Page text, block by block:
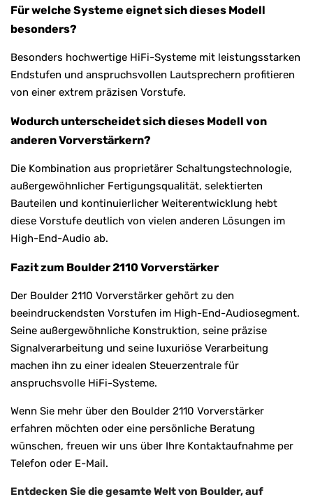
Für welche Systeme eignet sich dieses Modell
besonders?
Besonders hochwertige HiFi-Systeme mit leistungsstarken
Endstufen und anspruchsvollen Lautsprechern profitieren
von einer extrem präzisen Vorstufe.
Wodurch unterscheidet sich dieses Modell von
anderen Vorverstärkern?
Die Kombination aus proprietärer Schaltungstechnologie,
außergewöhnlicher Fertigungsqualität, selektierten
Bauteilen und kontinuierlicher Weiterentwicklung hebt
diese Vorstufe deutlich von vielen anderen Lösungen im
High-End-Audio ab.
Fazit zum Boulder 2110 Vorverstärker
Der Boulder 2110 Vorverstärker gehört zu den
beeindruckendsten Vorstufen im High-End-Audiosegment.
Seine außergewöhnliche Konstruktion, seine präzise
Signalverarbeitung und seine luxuriöse Verarbeitung
machen ihn zu einer idealen Steuerzentrale für
anspruchsvolle HiFi-Systeme.
Wenn Sie mehr über den Boulder 2110 Vorverstärker
erfahren möchten oder eine persönliche Beratung
wünschen, freuen wir uns über Ihre Kontaktaufnahme per
Telefon oder E-Mail.
Entdecken Sie die gesamte Welt von Boulder, auf